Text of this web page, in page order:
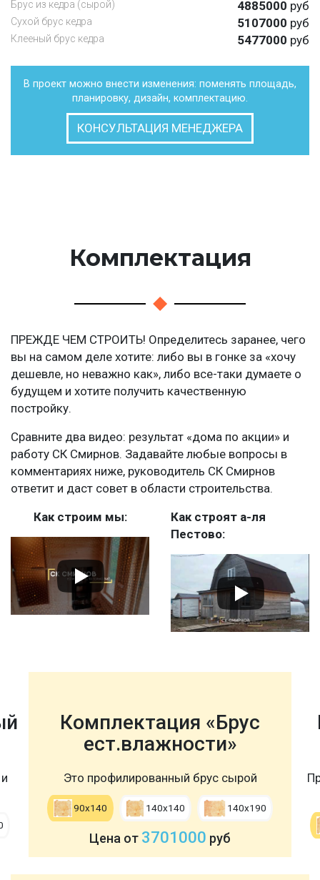
Брус из кедра (сырой) 4885000 руб
Сухой брус кедра 5107000 руб
Клееный брус кедра 5477000 руб
В проект можно внести изменения: поменять площадь,
планировку, дизайн, комплектацию.
КОНСУЛЬТАЦИЯ МЕНЕДЖЕРА
Комплектация
ПРЕЖДЕ ЧЕМ СТРОИТЬ! Определитесь заранее, чего
вы на самом деле хотите: либо вы в гонке за «хочу
дешевле, но неважно как», либо все-таки думаете о
будущем и хотите получить качественную
постройку.
Сравните два видео: результат «дома по акции» и
работу СК Смирнов. Задавайте любые вопросы в
комментариях ниже, руководитель СК Смирнов
ответит и даст совет в области строительства.
Как строим мы:
Как строят а-ля
Пестово:
Комплектация «Брус
ест.влажности»
Это профилированный брус сырой
90х140 140х140 140х190
Цена от 3701000 руб